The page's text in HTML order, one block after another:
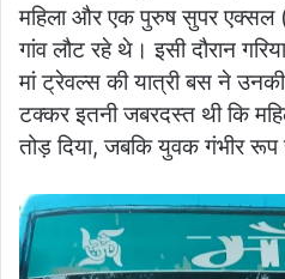
महिला और एक पुरुष सुपर एक्सल
गांव लौट रहे थे। इसी दौरान
मां ट्रेवल्स की यात्री बस ने
टक्कर इतनी जबरदस्त थी कि
तोड़ दिया, जबकि युवक गंभीर रूप